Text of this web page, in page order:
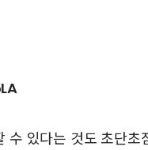
수 있다는 것도 초단초